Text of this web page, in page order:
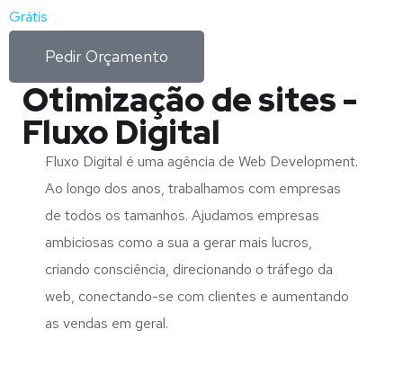
Grátis
Pedir Orçamento
Otimização de sites -
Fluxo Digital
Fluxo Digital é uma agência de Web Development.
Ao longo dos anos, trabalhamos com empresas
de todos os tamanhos. Ajudamos empresas
ambiciosas como a sua a gerar mais lucros,
criando consciência, direcionando o tráfego da
web, conectando-se com clientes e aumentando
as vendas em geral.